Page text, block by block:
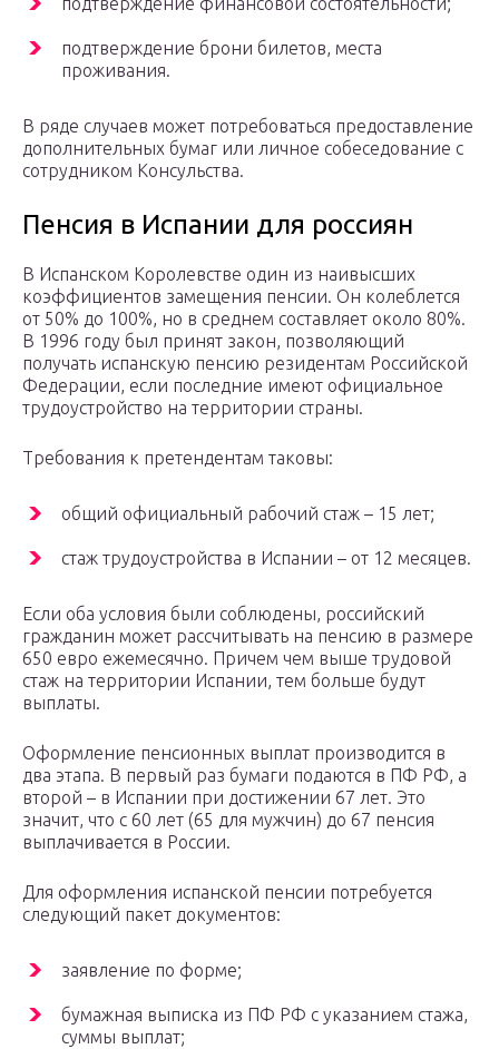
подтверждение брони билетов, места
проживания.
В ряде случаев может потребоваться предоставление
дополнительных бумаг или личное собеседование с
сотрудником Консульства.
Пенсия в Испании для россиян
В Испанском Королевстве один из наивысших
коэффициентов замещения пенсии. Он колеблется
от 50% до 100%, но в среднем составляет около 80%.
В 1996 году был принят закон, позволяющий
получать испанскую пенсию резидентам Российской
Федерации, если последние имеют официальное
трудоустройство на территории страны.
Требования к претендентам таковы:
общий официальный рабочий стаж – 15 лет;
стаж трудоустройства в Испании – от 12 месяцев.
Если оба условия были соблюдены, российский
гражданин может рассчитывать на пенсию в размере
650 евро ежемесячно. Причем чем выше трудовой
стаж на территории Испании, тем больше будут
выплаты.
Оформление пенсионных выплат производится в
два этапа. В первый раз бумаги подаются в ПФ РФ, а
второй – в Испании при достижении 67 лет. Это
значит, что с 60 лет (65 для мужчин) до 67 пенсия
выплачивается в России.
Для оформления испанской пенсии потребуется
следующий пакет документов:
заявление по форме;
бумажная выписка из ПФ РФ с указанием стажа,
суммы выплат;